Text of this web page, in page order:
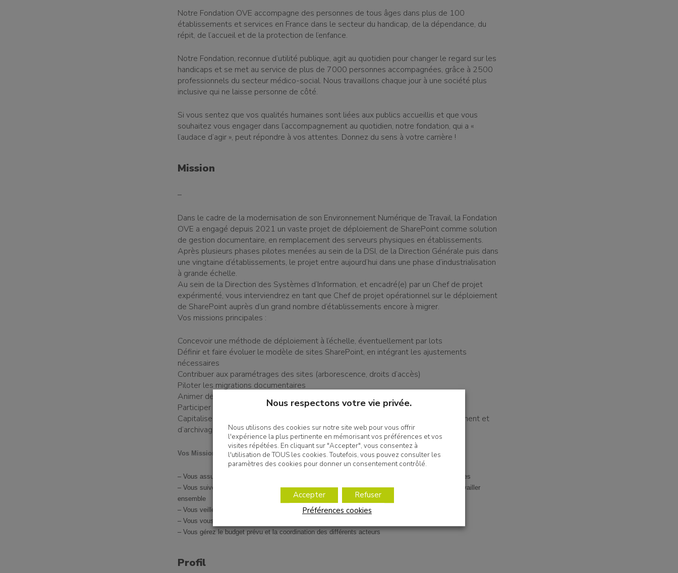
Notre Fondation OVE accompagne des personnes de tous âges dans plus de 100
établissements et services en France dans le secteur du handicap, de la dépendance, du
répit, de l’accueil et de la protection de l’enfance.
Notre Fondation, reconnue d’utilité publique, agit au quotidien pour changer le regard sur les
handicaps et se met au service de plus de 7000 personnes accompagnées, grâce à 2500
professionnels du secteur médico-social. Nous travaillons chaque jour à une société plus
inclusive qui ne laisse personne de côté.
Si vous sentez que vos qualités humaines sont liées aux publics accueillis et que vous
souhaitez vous engager dans l’accompagnement au quotidien, notre fondation, qui a «
l’audace d’agir », peut répondre à vos attentes. Donnez du sens à votre carrière !
Mission
–
Dans le cadre de la modernisation de son Environnement Numérique de Travail, la Fondation
OVE a engagé depuis 2021 un vaste projet de déploiement de SharePoint comme solution
de gestion documentaire, en remplacement des serveurs physiques en établissements.
Après plusieurs phases pilotes menées au sein de la DSI, de la Direction Générale puis dans
une vingtaine d’établissements, le projet entre aujourd’hui dans une phase d’industrialisation
à grande échelle.
Au sein de la Direction des Systèmes d’Information, et encadré(e) par un Chef de projet
expérimenté, vous interviendrez en tant que Chef de projet opérationnel sur le déploiement
de SharePoint auprès d’un grand nombre d’établissements encore à migrer.
Vos missions principales :
Concevoir une méthode de déploiement à l’échelle, éventuellement par lots
Définir et faire évoluer le modèle de sites SharePoint, en intégrant les ajustements
nécessaires
Contribuer aux paramétrages des sites (arborescence, droits d’accès)
Piloter les migrations documentaires
Animer des webinaires, sessions de formation et actions de communication
Participer activement à la conduite du changement auprès des utilisateurs
Capitaliser sur les retours d’expérience pour faire évoluer les politiques de classement et
d’archivage
Vos Missions :
– Vous assurez la conduite de projets des logiciels de dossier unique des personnes accompagnées
– Vous suivez, de la conception à la mise en œuvre, le projet, en amenant différents acteurs à travailler
ensemble
– Vous veillez à la production, en temps et en heure, des livrables prévus
– Vous vous assurez du bon déroulement du projet en cohérence avec les objectifs
– Vous gérez le budget prévu et la coordination des différents acteurs
Profil
Nous respectons votre vie privée.
Nous utilisons des cookies sur notre site web pour vous offrir
l'expérience la plus pertinente en mémorisant vos préférences et vos
visites répétées. En cliquant sur "Accepter", vous consentez à
l'utilisation de TOUS les cookies. Toutefois, vous pouvez consulter les
paramètres des cookies pour donner un consentement contrôlé.
Accepter
Refuser
Préférences cookies